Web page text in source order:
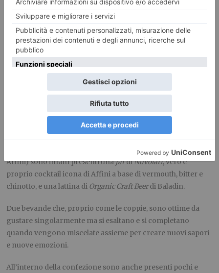
le“invenzioni”Affini di questi anni, dai liquori delle
Distillerie Subalpine al Gin Taggiasco Extra Virgin, dal Sake
Nero fino alle Jar Box (prodotti acquistabili anche sull’e-
commerce del sitowww.affinitorino.it).
In vista della festa di San Valentino,inoltre,Affinidedica a
tutti gli innamorati il nuovissimo“Nuvolari Spritz”
stuzzicante per brindare al proprio amore nella giornata del
14 febbraio preparando, rigorosamente in coppia, un drink
fresco e accattivante.
locali Affini, attraverso il servizio delivery o sull’e-commerce
Affini) sono infatti presenti unajardiNuvolari, vero e
proprio cocktail icona di Affini a base di vermouth, bitter e
chinotto, e una lattina di Organic Craft Beerdi Baladin.
Due bevande che, proprio come le coppie, sono ottime da
gustare singolarmente ma si esaltano e si completano
quando vengono miscelate assieme per creare nuovi sapori
e nuove emozioni.
All’interno della confezione sono anche presenti pochi e